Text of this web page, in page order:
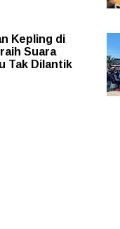
Kepling di
Suara
Tak Dilantik